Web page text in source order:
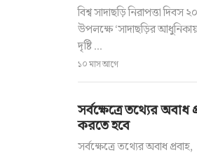
বিশ্ব সাদাছড়ি নিরাপত্তা দিবস
উপলক্ষে ‘সাদাছড়ির
দৃষ্টি ...
১০ মাস আগে
সর্বক্ষেত্রে তথ্যের অবাধ
করতে হবে
সর্বক্ষেত্রে তথ্যের অবাধ প্রবাহ,